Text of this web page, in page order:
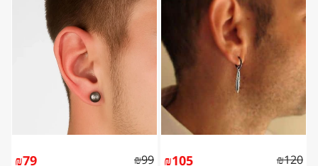
₪120
₪105
₪99
₪79